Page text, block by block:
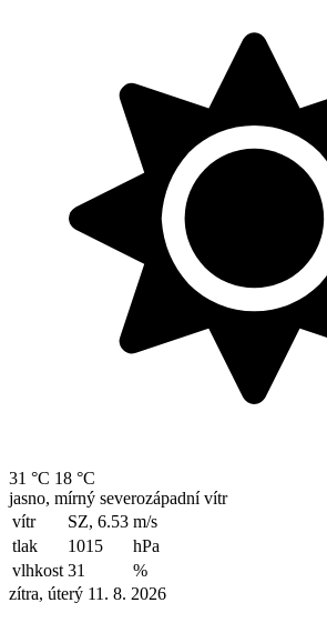
31 °C 18 °C
jasno, mírný severozápadní vítr
vítr
SZ, 6.53 m/s
tlak
1015
hPa
vlhkost 31
%
zítra, úterý 11. 8. 2026